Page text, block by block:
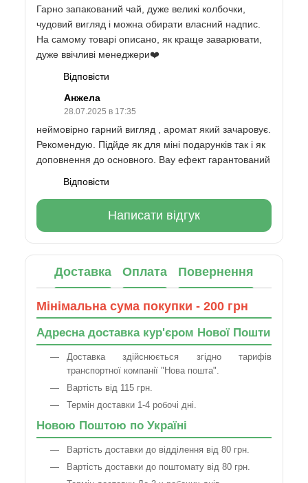
Гарно запакований чай, дуже великі колбочки,
чудовий вигляд і можна обирати власний надпис.
На самому товарі описано, як краще заварювати,
дуже ввічливі менеджери❤️
Відповісти
Анжела
28.07.2025 в 17:35
неймовірно гарний вигляд , аромат який зачаровує.
Рекомендую. Підйде як для міні подарунків так і як
доповнення до основного. Вау ефект гарантований
Відповісти
Написати відгук
Доставка Оплата Повернення
Мінімальна сума покупки - 200 грн
Адресна доставка кур'єром Нової Пошти
Доставка здійснюється згідно тарифів
транспортної компанії "Нова пошта".
Вартість від 115 грн.
Термін доставки 1-4 робочі дні.
Новою Поштою по Україні
Вартість доставки до відділення від 80 грн.
Вартість доставки до поштомату від 80 грн.